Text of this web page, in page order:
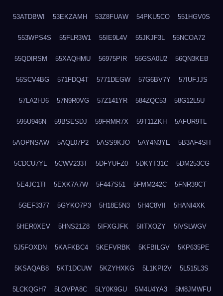
53ATDBWI 53EKZAMH 53Z8FUAW 54PKU5CO 551HGV0S
553WPS4S 55FLR3W1 55IE9L4V 55JKJF3L 55NCOA72
55QDIRSM 55XAQHMU 56975PIR 56GSA0U2 56QN3KEB
56SCV4BG 571FDQ4T 5771DEGW 57G6BV7Y 57IUFJJS
57LA2HJ6 57N9R0VG 57Z141YR 584ZQC53 58G12L5U
595U946N 59BSESDJ 59FRMR7X 59T11ZKH 5AFUR9TL
5AOPNSAW 5AQL07P2 5ASS9KJO 5AY4N3YE 5B3AF4SH
5CDCU7YL 5CWV233T 5DFYUFZ0 5DKYT31C 5DM253CG
5E4JC1TI 5EXK7A7W 5F447S51 5FMM242C 5FNR39CT
5GEF3377 5GYKO7P3 5H18E5N3 5H4C8VII 5HANI4XK
5HER0XEV 5HNS21Z8 5IFXGJFK 5IITXOZY 5IVSLWGV
5J5FOXDN 5KAFKBC4 5KEFVRBK 5KFBILGV 5KP635PE
5KSAQAB8 5KT1DCUW 5KZYHXKG 5L1KPI2V 5L515L3S
5LCKQGH7 5LOVPA8C 5LY0K9GU 5M4U4YA3 5M8JMWFU